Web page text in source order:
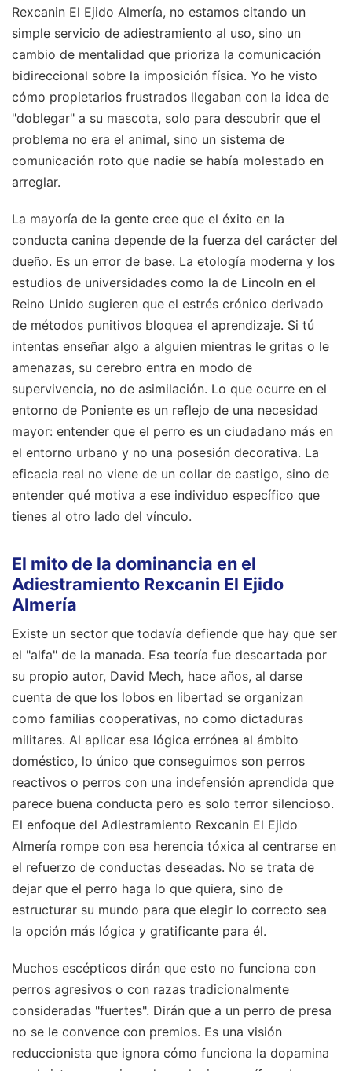
Rexcanin El Ejido Almería, no estamos citando un
simple servicio de adiestramiento al uso, sino un
cambio de mentalidad que prioriza la comunicación
bidireccional sobre la imposición física. Yo he visto
cómo propietarios frustrados llegaban con la idea de
"doblegar" a su mascota, solo para descubrir que el
problema no era el animal, sino un sistema de
comunicación roto que nadie se había molestado en
arreglar.
La mayoría de la gente cree que el éxito en la
conducta canina depende de la fuerza del carácter del
dueño. Es un error de base. La etología moderna y los
estudios de universidades como la de Lincoln en el
Reino Unido sugieren que el estrés crónico derivado
de métodos punitivos bloquea el aprendizaje. Si tú
intentas enseñar algo a alguien mientras le gritas o le
amenazas, su cerebro entra en modo de
supervivencia, no de asimilación. Lo que ocurre en el
entorno de Poniente es un reflejo de una necesidad
mayor: entender que el perro es un ciudadano más en
el entorno urbano y no una posesión decorativa. La
eficacia real no viene de un collar de castigo, sino de
entender qué motiva a ese individuo específico que
tienes al otro lado del vínculo.
El mito de la dominancia en el
Adiestramiento Rexcanin El Ejido
Almería
Existe un sector que todavía defiende que hay que ser
el "alfa" de la manada. Esa teoría fue descartada por
su propio autor, David Mech, hace años, al darse
cuenta de que los lobos en libertad se organizan
como familias cooperativas, no como dictaduras
militares. Al aplicar esa lógica errónea al ámbito
doméstico, lo único que conseguimos son perros
reactivos o perros con una indefensión aprendida que
parece buena conducta pero es solo terror silencioso.
El enfoque del Adiestramiento Rexcanin El Ejido
Almería rompe con esa herencia tóxica al centrarse en
el refuerzo de conductas deseadas. No se trata de
dejar que el perro haga lo que quiera, sino de
estructurar su mundo para que elegir lo correcto sea
la opción más lógica y gratificante para él.
Muchos escépticos dirán que esto no funciona con
perros agresivos o con razas tradicionalmente
consideradas "fuertes". Dirán que a un perro de presa
no se le convence con premios. Es una visión
reduccionista que ignora cómo funciona la dopamina